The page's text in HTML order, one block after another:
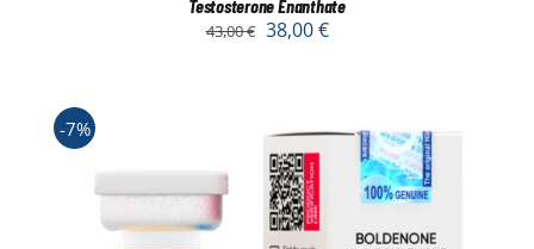
Testosterone Enanthate
43,00€ 38,00€
-7%